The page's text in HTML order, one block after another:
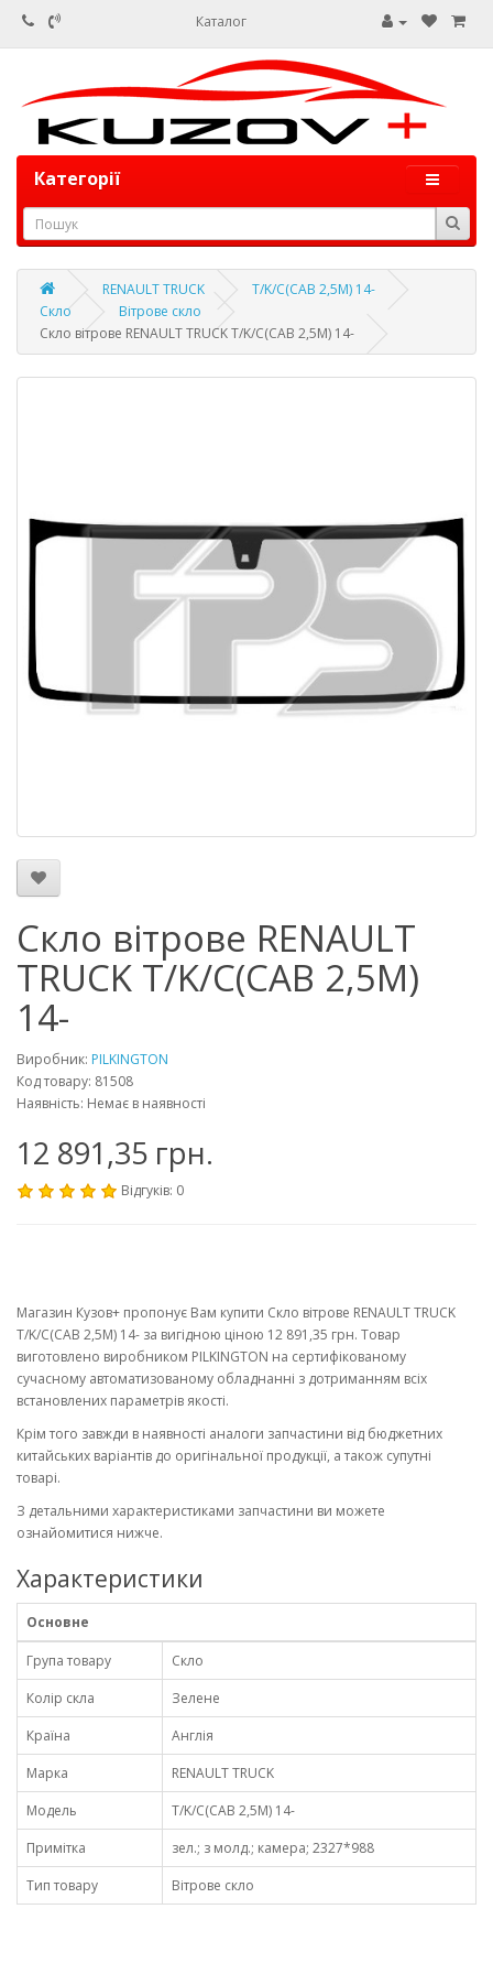
Каталог
Категорії
RENAULT TRUCK
T/K/C(CAB 2,5M) 14-
Скло
Вітрове скло
Скло вітрове RENAULT TRUCK T/K/C(CAB 2,5M) 14-
Скло вітрове RENAULT
TRUCK T/K/C(CAB 2,5M)
14-
Виробник: PILKINGTON
Код товару: 81508
Наявність: Немає в наявності
12 891,35 грн.
Відгуків: 0
Магазин Кузов+ пропонує Вам купити Скло вітрове RENAULT TRUCK
T/K/C(CAB 2,5M) 14- за вигідною ціною 12 891,35 грн. Товар
виготовлено виробником PILKINGTON на сертифікованому
сучасному автоматизованому обладнанні з дотриманням всіх
встановлених параметрів якості.
Крім того завжди в наявності аналоги запчастини від бюджетних
китайських варіантів до оригінальної продукції, а також супутні
товарі.
З детальними характеристиками запчастини ви можете
ознайомитися нижче.
Характеристики
Основне
Група товару
Скло
Колір скла
Зелене
Країна
Англія
Марка
RENAULT TRUCK
Модель
T/K/C(CAB 2,5M) 14-
Примітка
зел.; з молд.; камера; 2327*988
Тип товару
Вітрове скло